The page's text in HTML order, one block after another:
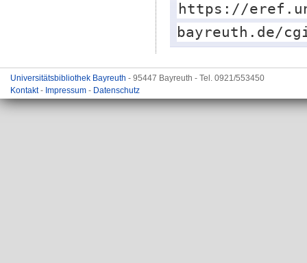
https://
bayreuth.de/
Universitätsbibliothek Bayreuth - 95447 Bayreuth - Tel. 0921/553450
Kontakt- Impressum - Datenschutz